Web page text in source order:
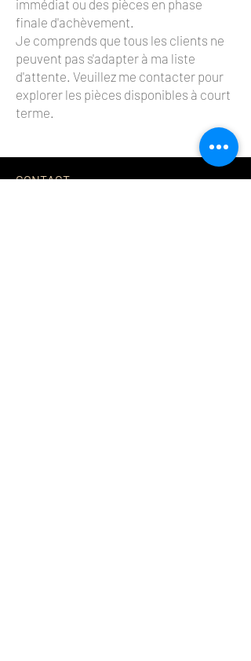
immédiat ou des pièces en phase
finale d'achèvement.
Je comprends que tous les clients ne
peuvent pas s'adapter à ma liste
d'attente. Veuillez me contacter pour
explorer les pièces disponibles à court
terme.
CONTACT